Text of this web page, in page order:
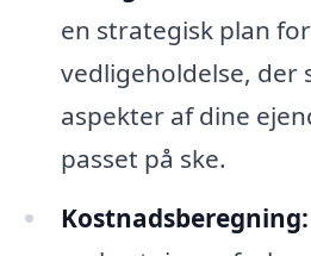
en strategisk plan
vedligeholdelse, der
aspekter af dine
passet på ske.
Kostnadsberegning: